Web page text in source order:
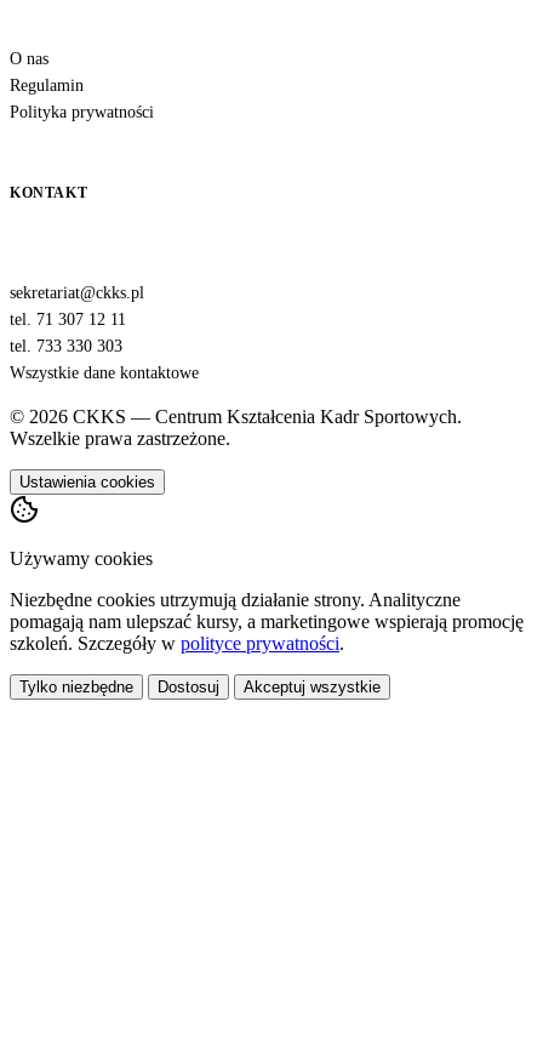
O nas
Regulamin
Polityka prywatności
KONTAKT
sekretariat@ckks.pl
tel. 71 307 12 11
tel. 733 330 303
Wszystkie dane kontaktowe
© 2026 CKKS — Centrum Kształcenia Kadr Sportowych.
Wszelkie prawa zastrzeżone.
Ustawienia cookies
Używamy cookies
Niezbędne cookies utrzymują działanie strony. Analityczne
pomagają nam ulepszać kursy, a marketingowe wspierają promocję
szkoleń. Szczegóły w polityce prywatności.
Tylko niezbędne Dostosuj Akceptuj wszystkie